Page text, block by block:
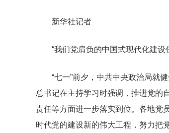
新华社记者
“我们党肩负的中国式现代化建
“七一”前夕，中共中央政治局就
总书记在主持学习时强调，推进党的
责任等方面进一步落实到位。各地党
时代党的建设新的伟大工程，努力把